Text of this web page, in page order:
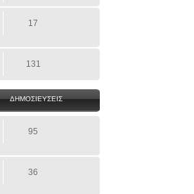
17
131
ΔΗΜΟΣΙΕΥΣΕΙΣ
95
36